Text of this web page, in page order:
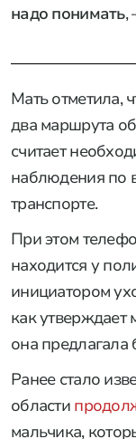
надо понимать,
Мать отметила,
два маршрута
считает
наблюдения по
транспорте.
При этом
находится у
инициатором
как утверждает
она предлагала
Ранее стало
области
мальчика,